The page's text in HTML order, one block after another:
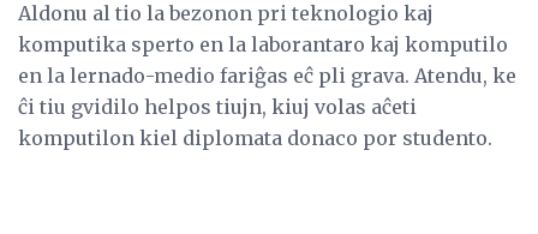
Aldonu al tio la bezonon pri teknologio kaj
komputika sperto en la laborantaro kaj komputilo
en la lernado-medio fariĝas eĉ pli grava. Atendu, ke
ĉi tiu gvidilo helpos tiujn, kiuj volas aĉeti
komputilon kiel diplomata donaco por studento.